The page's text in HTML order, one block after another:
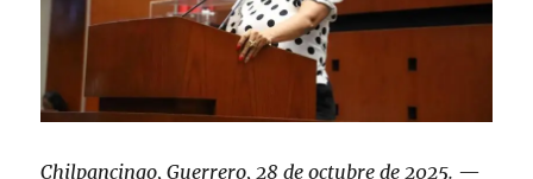
Chilpancingo, Guerrero, 28 de octubre de 2025. —